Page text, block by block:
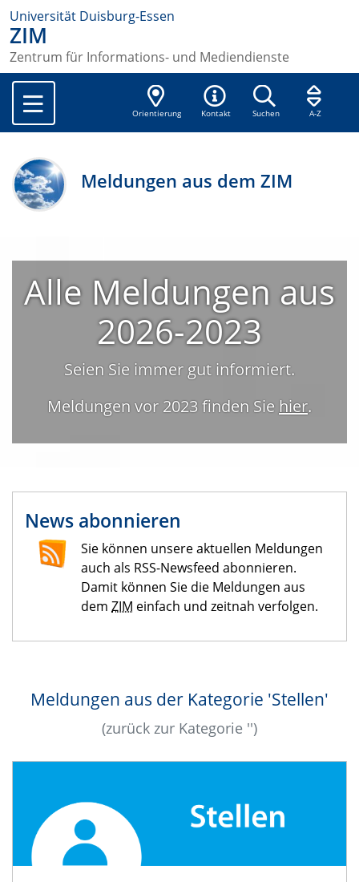
Universität Duisburg-Essen
ZIM
Zentrum für Informations- und Mediendienste
Orientierung Kontakt Suchen A-Z
Meldungen aus dem ZIM
Alle Meldungen aus
2026-2023
Seien Sie immer gut informiert.
Meldungen vor 2023 finden Sie hier.
News abonnieren
Sie können unsere aktuellen Meldungen
auch als RSS-Newsfeed abonnieren.
Damit können Sie die Meldungen aus
dem ZIM einfach und zeitnah verfolgen.
Meldungen aus der Kategorie 'Stellen'
(zurück zur Kategorie '')